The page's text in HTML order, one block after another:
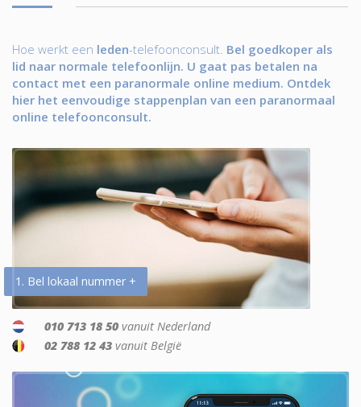
Hoe werkt een leden-telefoonconsult. Bel goedkoper als
lid naar normale telefoonlijn. U gaat pas betalen na
contact met een paranormale online medium. Ontdek
hier het eenvoudige stappenplan van een paranormaal
online telefoonconsult.
1. Bel lokaal nummer +
010 713 18 50 vanuit Nederland
02 788 12 43 vanuit België